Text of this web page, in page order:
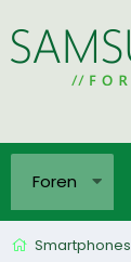
Foren
Smartphones